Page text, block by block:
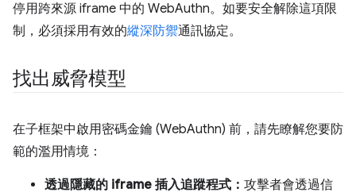
停用跨來源 iframe 中的 WebAuthn。如要安全解除這項限
制，必須採用有效的縱深防禦通訊協定。
找出威脅模型
在子框架中啟用密碼金鑰 (WebAuthn) 前，請先瞭解您要防
範的濫用情境：
透過隱藏的 iframe 插入追蹤程式： 攻擊者會透過信